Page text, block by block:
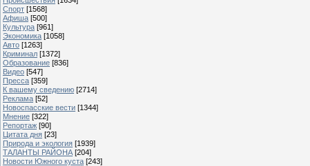
Спорт [1568]
Афиша [500]
Культура [961]
Экономика [1058]
Авто [1263]
Криминал [1372]
Образование [836]
Видео [547]
Пресса [359]
К вашему сведению [2714]
Реклама [52]
Новоспасские вести [1344]
Мнение [322]
Репортаж [90]
Цитата дня [23]
Природа и экология [1939]
ТАЛАНТЫ РАЙОНА [204]
Новости Южного куста [243]